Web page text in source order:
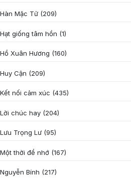
Hàn Mặc Tử (209)
Hạt giống tâm hồn (1)
Hồ Xuân Hương (160)
Huy Cận (209)
Kết nối cảm xúc (435)
Lời chúc hay (204)
Lưu Trọng Lư (95)
Một thời để nhớ (167)
Nguyễn Bính (217)